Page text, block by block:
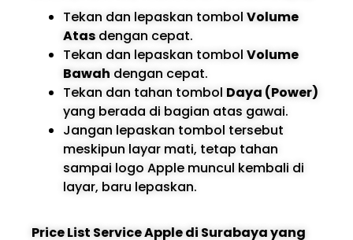
Tekan dan lepaskan tombol Volume
Atas dengan cepat.
Tekan dan lepaskan tombol Volume
Bawah dengan cepat.
Tekan dan tahan tombol Daya (Power)
yang berada di bagian atas gawai.
Jangan lepaskan tombol tersebut
meskipun layar mati, tetap tahan
sampai logo Apple muncul kembali di
layar, baru lepaskan.
Price List Service Apple di Surabaya yang